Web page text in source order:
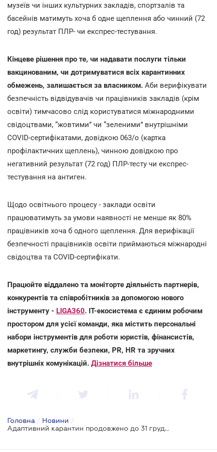
музеїв чи інших культурних закладів, спортзалів та
басейнів матимуть хоча б одне щеплення або чинний (72
год) результат ПЛР- чи експрес-тестування.
Кінцеве рішення про те, чи надавати послуги тільки
вакцинованим, чи дотримуватися всіх карантинних
обмежень, залишається за власником. Аби верифікувати
безпечність відвідувачів чи працівників закладів (крім
освіти) тимчасово слід користуватися міжнародними
свідоцтвами, “жовтими” чи “зеленими” внутрішніми
COVID-сертифікатами, довідкою 063/о (картка
профілактичних щеплень), чинною довідкою про
негативний результат (72 год) ПЛР-тесту чи експрес-
тестування на антиген.
Щодо освітнього процесу - заклади освіти
працюватимуть за умови наявності не менше як 80%
працівників хоча б одного щеплення. Для верифікації
безпечності працівників освіти приймаються міжнародні
свідоцтва та COVID-сертифікати.
Працюйте віддалено та моніторте діяльність партнерів,
конкурентів та співробітників за допомогою нового
інструменту - LIGA360. IT-екосистема є єдиним робочим
простором для усієї команди, яка містить персональні
набори інструментів для роботи юристів, фінансистів,
маркетингу, служби безпеки, PR, HR та зручних
внутрішніх комунікацій. Дізнатися більше
Головна / Новини /
Адаптивний карантин продовжено до 31 грудня